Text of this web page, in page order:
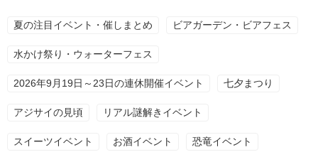
夏の注目イベント・催しまとめ ビアガーデン・ビアフェス
水かけ祭り・ウォーターフェス
2026年9月19日～23日の連休開催イベント 七夕まつり
アジサイの見頃 リアル謎解きイベント
スイーツイベント お酒イベント 恐竜イベント